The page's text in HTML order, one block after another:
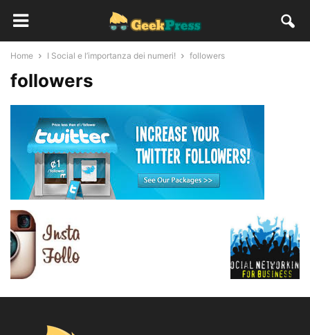
Home I Social e l’importanza dei numeri! followers
followers